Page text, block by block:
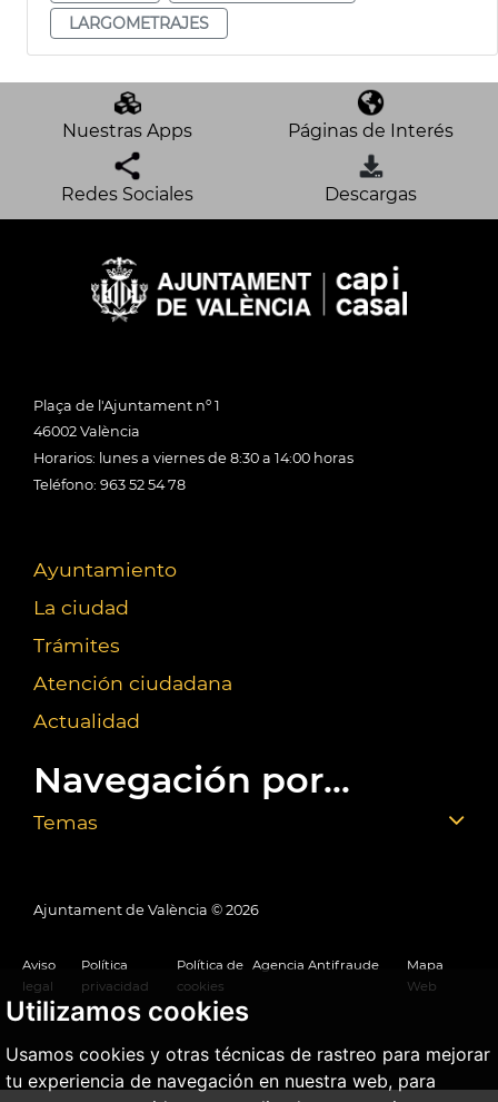
Utilizamos cookies
Usamos cookies y otras técnicas de rastreo para mejorar
tu experiencia de navegación en nuestra web, para
LARGOMETRAJES
Nuestras Apps Páginas de Interés
Redes Sociales Descargas
Plaça de l'Ajuntament nº 1
46002 València
Horarios: lunes a viernes de 8:30 a 14:00 horas
Teléfono: 963 52 54 78
Ayuntamiento
La ciudad
Trámites
Atención ciudadana
Actualidad
Navegación por...
Temas
Ajuntament de València © 2026
Aviso
legal
Política
privacidad
Política de
cookies
Agencia Antifraude
Mapa
Web